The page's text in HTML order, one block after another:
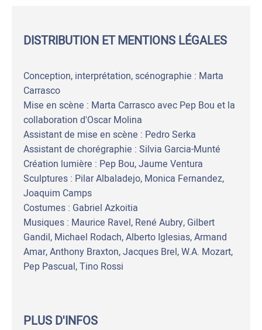
DISTRIBUTION ET MENTIONS LÉGALES
Conception, interprétation, scénographie : Marta
Carrasco
Mise en scène : Marta Carrasco avec Pep Bou et la
collaboration d'Oscar Molina
Assistant de mise en scène : Pedro Serka
Assistant de chorégraphie : Silvia Garcia-Munté
Création lumière : Pep Bou, Jaume Ventura
Sculptures : Pilar Albaladejo, Monica Fernandez,
Joaquim Camps
Costumes : Gabriel Azkoitia
Musiques : Maurice Ravel, René Aubry, Gilbert
Gandil, Michael Rodach, Alberto Iglesias, Armand
Amar, Anthony Braxton, Jacques Brel, W.A. Mozart,
Pep Pascual, Tino Rossi
PLUS D'INFOS